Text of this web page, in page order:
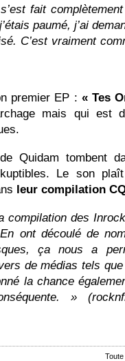
fait
paumé, j’ai
C’est vraiment
premier EP : « Tes
mais qui est
Quidam tombent
Le son
leur compilation
compilation des
ont découlé de
ça nous a
de médias tels
la chance
»